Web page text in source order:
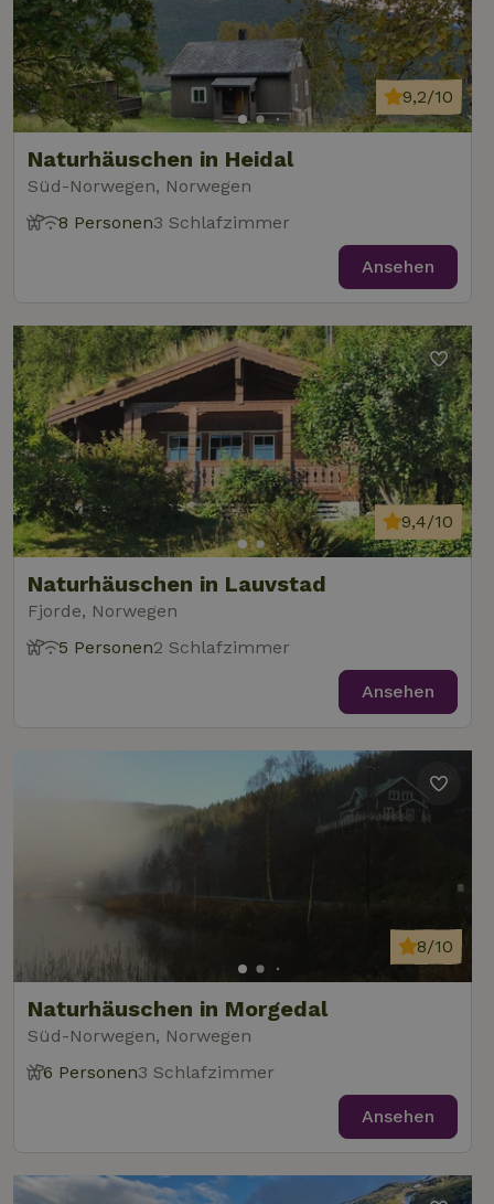
Naturhäuschen in Heidal
Süd-Norwegen, Norwegen
9,2/10
8 Personen3 Schlafzimmer
Ansehen
Naturhäuschen in Lauvstad
Fjorde, Norwegen
9,4/10
5 Personen2 Schlafzimmer
Ansehen
Naturhäuschen in Morgedal
Süd-Norwegen, Norwegen
8/10
6 Personen3 Schlafzimmer
Ansehen